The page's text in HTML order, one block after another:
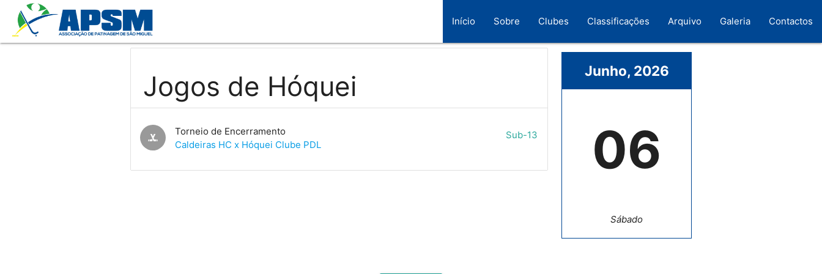
Início Sobre Clubes Classificações Arquivo Galeria Contactos
Jogos de Hóquei
sports_hockey
Torneio de Encerramento
Sub-13
Caldeiras HC x Hóquei Clube PDL
Junho, 2026
06
Sábado